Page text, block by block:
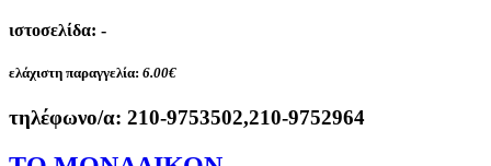
ιστοσελίδα: -
ελάχιστη παραγγελία: 6.00€
τηλέφωνο/α: 210-9753502,210-9752964